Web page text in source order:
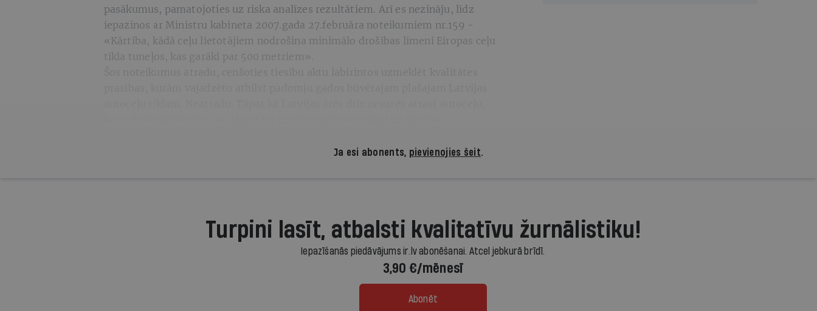
pasākumus, pamatojoties uz riska analīzes rezultātiem. Arī es nezināju, līdz
iepazinos ar Ministru kabineta 2007.gada 27.februāra noteikumiem nr.159 -
«Kārtība, kādā ceļu lietotājiem nodrošina minimālo drošības līmeni Eiropas ceļu
tīkla tuneļos, kas garāki par 500 metriem».
Ja esi abonents, pievienojies šeit.
Turpini lasīt, atbalsti kvalitatīvu žurnālistiku!
Iepazīšanās piedāvājums ir.lv abonēšanai. Atcel jebkurā brīdī.
3,90 €/mēnesī
Abonēt